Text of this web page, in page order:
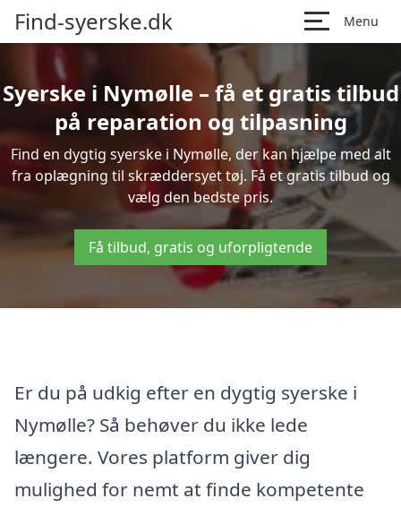
Find-syerske.dk Menu
Syerske i Nymølle – få et gratis tilbud
på reparation og tilpasning
Find en dygtig syerske i Nymølle, der kan hjælpe med alt
fra oplægning til skræddersyet tøj. Få et gratis tilbud og
vælg den bedste pris.
Få tilbud, gratis og uforpligtende
Er du på udkig efter en dygtig syerske i
Nymølle? Så behøver du ikke lede
længere. Vores platform giver dig
mulighed for nemt at finde kompetente